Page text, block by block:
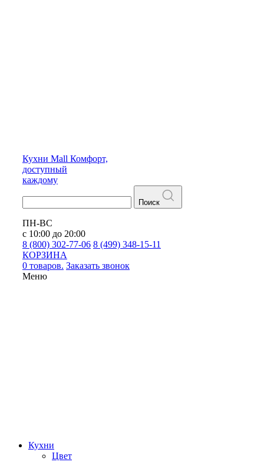
Кухни Mall Комфорт,
доступный
каждому
Поиск
ПН-ВС
с 10:00 до 20:00
8 (800) 302-77-06 8 (499) 348-15-11
КОРЗИНА
0 товаров. Заказать звонок
Меню
Кухни
Цвет